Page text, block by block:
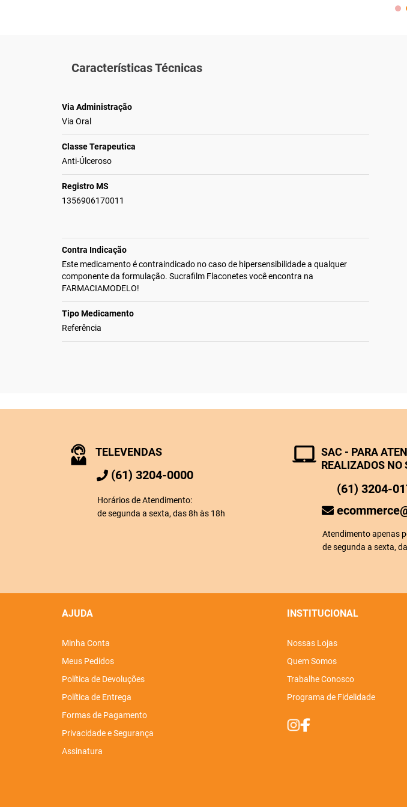
Características Técnicas
Via Administração
Via Oral
Classe Terapeutica
Anti-Úlceroso
Registro MS
1356906170011
Contra Indicação
Este medicamento é contraindicado no caso de hipersensibilidade a qualquer
componente da formulação. Sucrafilm Flaconetes você encontra na
FARMACIAMODELO!
Tipo Medicamento
Referência
TELEVENDAS
(61) 3204-0000
Horários de Atendimento:
de segunda a sexta, das 8h às 18h
SAC - PARA
REALIZADOS NO
(61) 3204-
Atendimento apenas
de segunda a sexta,
AJUDA
Minha Conta
Meus Pedidos
Política de Devoluções
Política de Entrega
Formas de Pagamento
Privacidade e Segurança
Assinatura
INSTITUCIONAL
Nossas Lojas
Quem Somos
Trabalhe Conosco
Programa de Fidelidade